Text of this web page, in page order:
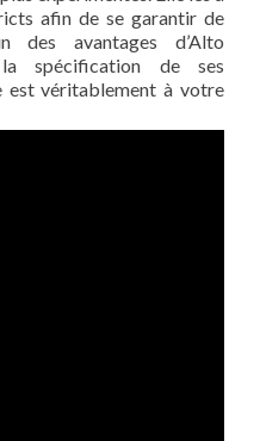
afin de se garantir de
des avantages d’Alto
spécification de ses
est véritablement à votre